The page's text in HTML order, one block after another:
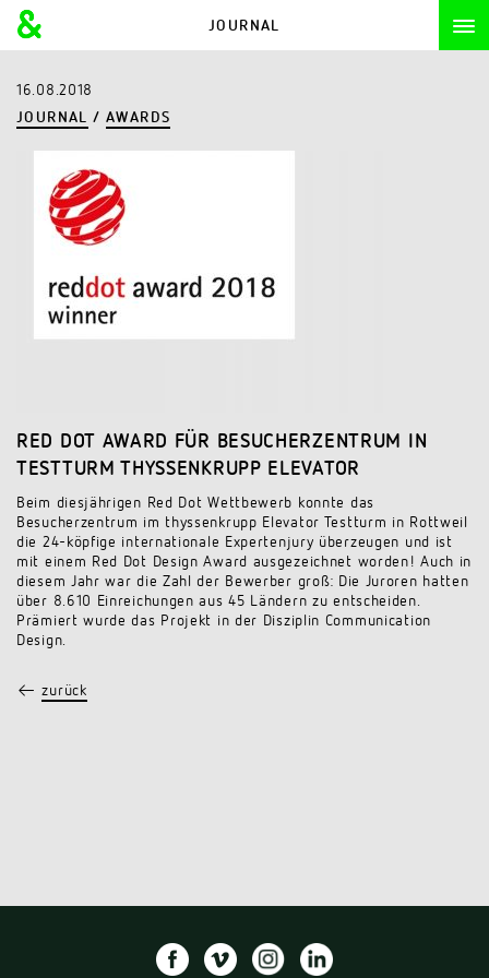
JOURNAL
16.08.2018
JOURNAL /AWARDS
RED DOT AWARD FÜR BESUCHERZENTRUM IN
TESTTURM THYSSENKRUPP ELEVATOR
Beim diesjährigen Red Dot Wettbewerb konnte das
Besucherzentrum im thyssenkrupp Elevator Testturm in Rottweil
die 24-köpfige internationale Expertenjury überzeugen und ist
mit einem Red Dot Design Award ausgezeichnet worden! Auch in
diesem Jahr war die Zahl der Bewerber groß: Die Juroren hatten
über 8.610 Einreichungen aus 45 Ländern zu entscheiden.
Prämiert wurde das Projekt in der Disziplin Communication
Design.
←zurück